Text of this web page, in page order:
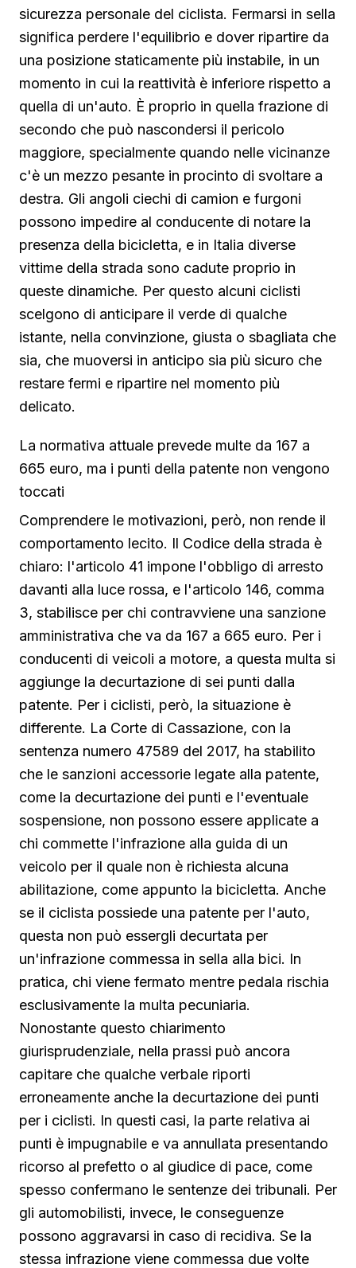
sicurezza personale del ciclista. Fermarsi in sella
significa perdere l'equilibrio e dover ripartire da
una posizione staticamente più instabile, in un
momento in cui la reattività è inferiore rispetto a
quella di un'auto. È proprio in quella frazione di
secondo che può nascondersi il pericolo
maggiore, specialmente quando nelle vicinanze
c'è un mezzo pesante in procinto di svoltare a
destra. Gli angoli ciechi di camion e furgoni
possono impedire al conducente di notare la
presenza della bicicletta, e in Italia diverse
vittime della strada sono cadute proprio in
queste dinamiche. Per questo alcuni ciclisti
scelgono di anticipare il verde di qualche
istante, nella convinzione, giusta o sbagliata che
sia, che muoversi in anticipo sia più sicuro che
restare fermi e ripartire nel momento più
delicato.
La normativa attuale prevede multe da 167 a
665 euro, ma i punti della patente non vengono
toccati
Comprendere le motivazioni, però, non rende il
comportamento lecito. Il Codice della strada è
chiaro: l'articolo 41 impone l'obbligo di arresto
davanti alla luce rossa, e l'articolo 146, comma
3, stabilisce per chi contravviene una sanzione
amministrativa che va da 167 a 665 euro. Per i
conducenti di veicoli a motore, a questa multa si
aggiunge la decurtazione di sei punti dalla
patente. Per i ciclisti, però, la situazione è
differente. La Corte di Cassazione, con la
sentenza numero 47589 del 2017, ha stabilito
che le sanzioni accessorie legate alla patente,
come la decurtazione dei punti e l'eventuale
sospensione, non possono essere applicate a
chi commette l'infrazione alla guida di un
veicolo per il quale non è richiesta alcuna
abilitazione, come appunto la bicicletta. Anche
se il ciclista possiede una patente per l'auto,
questa non può essergli decurtata per
un'infrazione commessa in sella alla bici. In
pratica, chi viene fermato mentre pedala rischia
esclusivamente la multa pecuniaria.
Nonostante questo chiarimento
giurisprudenziale, nella prassi può ancora
capitare che qualche verbale riporti
erroneamente anche la decurtazione dei punti
per i ciclisti. In questi casi, la parte relativa ai
punti è impugnabile e va annullata presentando
ricorso al prefetto o al giudice di pace, come
spesso confermano le sentenze dei tribunali. Per
gli automobilisti, invece, le conseguenze
possono aggravarsi in caso di recidiva. Se la
stessa infrazione viene commessa due volte